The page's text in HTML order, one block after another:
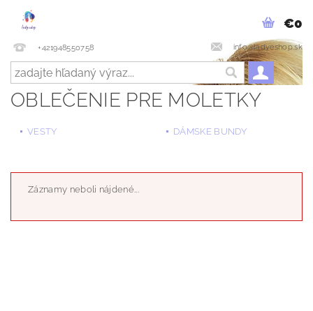
+421948550758 info@ladyeshop.sk
€0
OBLEČENIE PRE MOLETKY
VESTY DÁMSKE BUNDY
Záznamy neboli nájdené...